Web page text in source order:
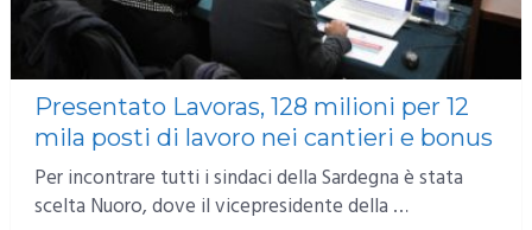
Presentato Lavoras, 128 milioni per 12
mila posti di lavoro nei cantieri e bonus
Per incontrare tutti i sindaci della Sardegna è stata
scelta Nuoro, dove il vicepresidente della …